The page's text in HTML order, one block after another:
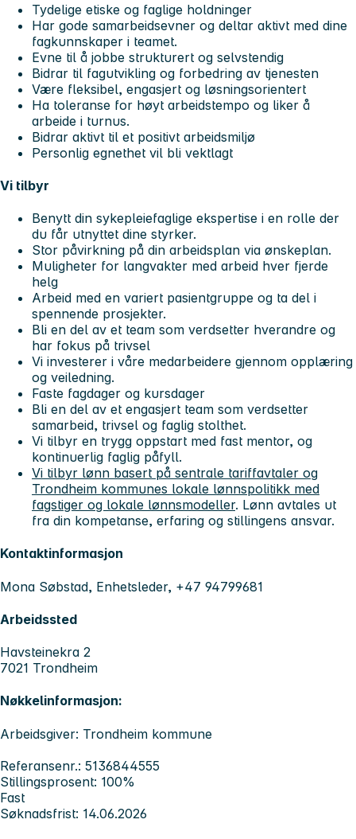
Tydelige etiske og faglige holdninger
Har gode samarbeidsevner og deltar aktivt med dine
fagkunnskaper i teamet.
Evne til å jobbe strukturert og selvstendig
Bidrar til fagutvikling og forbedring av tjenesten
Være fleksibel, engasjert og løsningsorientert
Ha toleranse for høyt arbeidstempo og liker å
arbeide i turnus.
Bidrar aktivt til et positivt arbeidsmiljø
Personlig egnethet vil bli vektlagt
Vi tilbyr
Benytt din sykepleiefaglige ekspertise i en rolle der
du får utnyttet dine styrker.
Stor påvirkning på din arbeidsplan via ønskeplan.
Muligheter for langvakter med arbeid hver fjerde
helg
Arbeid med en variert pasientgruppe og ta del i
spennende prosjekter.
Bli en del av et team som verdsetter hverandre og
har fokus på trivsel
Vi investerer i våre medarbeidere gjennom opplæring
og veiledning.
Faste fagdager og kursdager
Bli en del av et engasjert team som verdsetter
samarbeid, trivsel og faglig stolthet.
Vi tilbyr en trygg oppstart med fast mentor, og
kontinuerlig faglig påfyll.
Vi tilbyr lønn basert på sentrale tariffavtaler og
Trondheim kommunes lokale lønnspolitikk med
fagstiger og lokale lønnsmodeller. Lønn avtales ut
fra din kompetanse, erfaring og stillingens ansvar.
Kontaktinformasjon
Mona Søbstad, Enhetsleder, +47 94799681
Arbeidssted
Havsteinekra 2
7021 Trondheim
Nøkkelinformasjon:
Arbeidsgiver: Trondheim kommune
Referansenr.: 5136844555
Stillingsprosent: 100%
Fast
Søknadsfrist: 14.06.2026